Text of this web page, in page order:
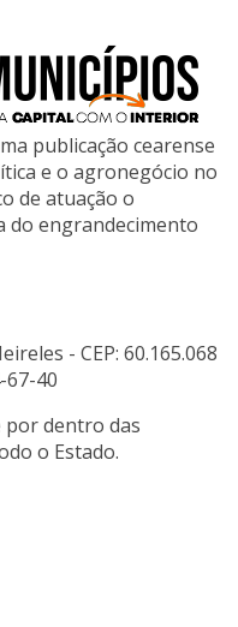
publicação cearense
e o agronegócio no
de atuação o
do engrandecimento
- CEP: 60.165.068
67-40
por dentro das
o Estado.